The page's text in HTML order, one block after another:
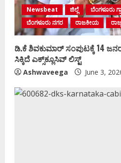
Newsbeat ಜಿಲ್ಲೆ
ಬೆಂಗಳೂರು
ಬೆಂಗಳೂರು ನಗರ
ರಾಜಕೀಯ
ಡಿ.ಕೆ ಶಿವಕುಮಾರ್‌ ಸಂಪುಟಕ್ಕೆ 14 ಜನರ
ಸಿಕ್ಕಿದೆ ಎಕ್ಸ್‌ಕ್ಲೂಸಿವ್‌ ಲಿಸ್ಟ್‌
Ashwaveega June 3,